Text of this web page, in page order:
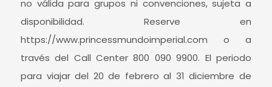
no válida para grupos ni convenciones, sujeta a
disponibilidad. Reserve en
https://www.princessmundoimperial.com o a
través del Call Center 800 090 9900. El periodo
para viajar del 20 de febrero al 31 diciembre de